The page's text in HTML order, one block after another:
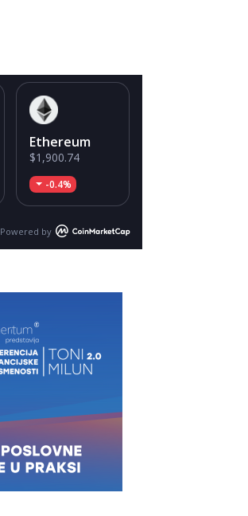
Ethereum
$1,900.74
-0.4%
Powered by